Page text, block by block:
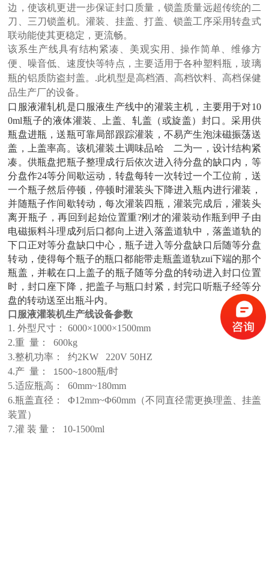
边，使该机更进一步保证封口质量，锁盖质量远超传统的二
刀、三刀锁盖机。灌装、挂盖、打盖、锁盖工序采用转盘式
联动能使其更稳定，更流畅。
该系生产线具有结构紧凑、美观实用、操作简单、维修方
便、噪音低、速度快等特点，主要适用于各种塑料瓶，玻璃
瓶的铝质防盗封盖。 .此机型是高档酒、高档饮料、高档保健
品生产厂的设备。
口服液灌轧机是口服液生产线中的灌装主机，主要用于对10
0ml瓶子的液体灌装、上盖、轧盖（或旋盖）封口。采用供
瓶盘进瓶，送瓶可靠局部跟踪灌装，不易产生泡沬磁振荡送
盖，上盖率高。该机灌装土调味品哈 二为一，设计结构紧
凑。供瓶盘把瓶子整理成行后依次进入待分盘的缺口内，等
分盘作24等分间歇运动，转盘每转一次转过一个工位前，送
一个瓶子然后停顿，停顿时灌装头下降进入瓶内进行灌装，
并随瓶子作间歇转动，每次灌装四瓶，灌装完成后，灌装头
离开瓶子，再回到起始位置重?刚才的灌装动作瓶到甲子由
电磁振料斗理成列后口都向上进入落盖道轨中，落盖道轨的
下口正对等分盘缺口中心，瓶子进入等分盘缺口后随等分盘
转动，使得每个瓶子的瓶口都能带走瓶盖道轨zui下端的那个
瓶盖，并載在口上盖子的瓶子随等分盘的转动进入封口位置
时，封口座下降，把盖子与瓶口封紧，封完口听瓶子经等分
盘的转动送至出瓶斗内。
口服液灌装机生产线设备参数
1.外型尺寸：6000×1000×1500mm
2.重 量：600kg
3.整机功率： 约2KW 220V 50HZ
4.产 量： 1500~1800瓶/时
5.适应瓶高：60mm~180mm
6.瓶盖直径： Φ12mm~Φ60mm （不同直径需更换理盖、挂盖
装置）
7.灌 装 量： 10-1500ml